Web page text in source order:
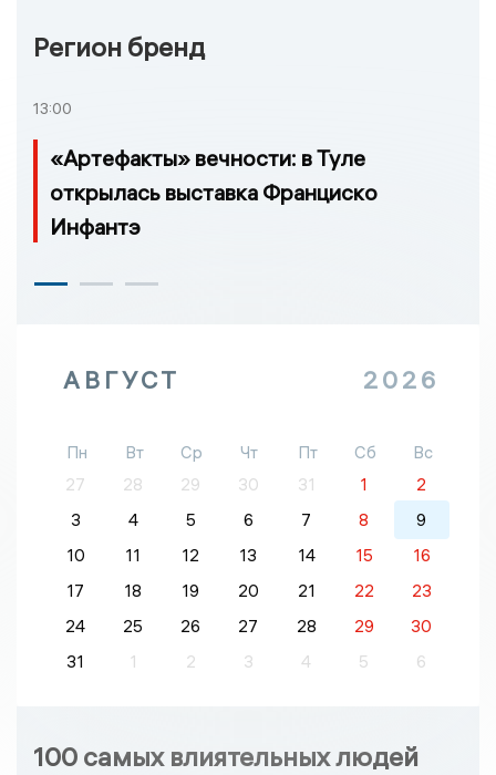
Регион бренд
13:00
«Артефакты» вечности: в Туле
открылась выставка Франциско
Инфантэ
АВГУСТ 2026
Пн Вт Ср Чт Пт Сб
Вс
27
28 29 30 31 1
2
3
4 5 6 7 8
9
10
11 12 13 14 15
16
17
18 19 20 21 22
23
24
25 26 27 28 29
30
31
1 2 3 4 5 6
100 самых влиятельных людей